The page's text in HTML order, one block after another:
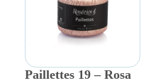
Paillettes 19 – Rosa